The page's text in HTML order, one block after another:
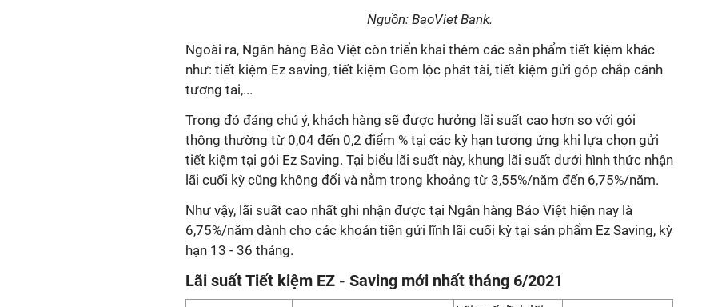
Nguồn: BaoViet Bank.
Ngoài ra, Ngân hàng Bảo Việt còn triển khai thêm các sản phẩm tiết kiệm khác
như: tiết kiệm Ez saving, tiết kiệm Gom lộc phát tài, tiết kiệm gửi góp chắp cánh
tương tai,...
Trong đó đáng chú ý, khách hàng sẽ được hưởng lãi suất cao hơn so với gói
thông thường từ 0,04 đến 0,2 điểm % tại các kỳ hạn tương ứng khi lựa chọn gửi
tiết kiệm tại gói Ez Saving. Tại biểu lãi suất này, khung lãi suất dưới hình thức nhận
lãi cuối kỳ cũng không đổi và nằm trong khoảng từ 3,55%/năm đến 6,75%/năm.
Như vậy, lãi suất cao nhất ghi nhận được tại Ngân hàng Bảo Việt hiện nay là
6,75%/năm dành cho các khoản tiền gửi lĩnh lãi cuối kỳ tại sản phẩm Ez Saving, kỳ
hạn 13 - 36 tháng.
Lãi suất Tiết kiệm EZ - Saving mới nhất tháng 6/2021